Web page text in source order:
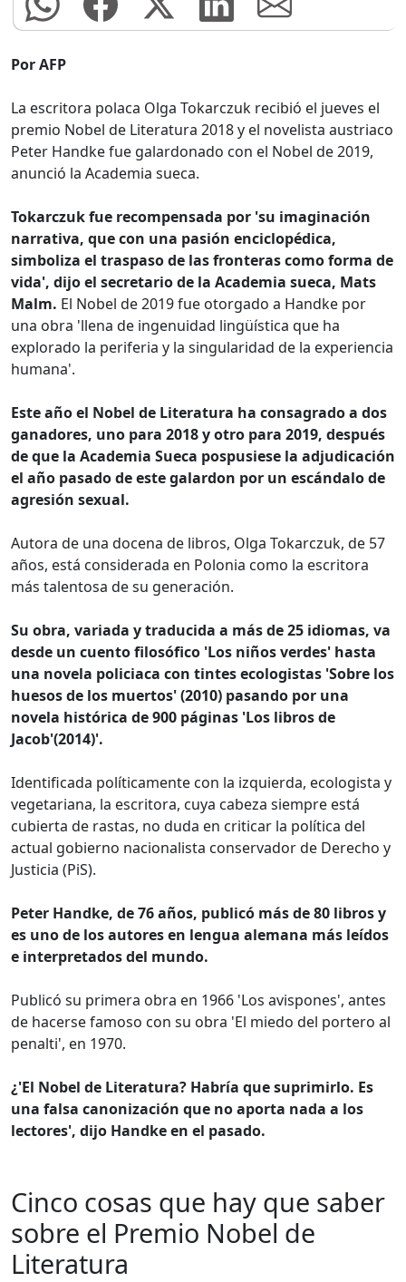
Por AFP
La escritora polaca Olga Tokarczuk recibió el jueves el
premio Nobel de Literatura 2018 y el novelista austriaco
Peter Handke fue galardonado con el Nobel de 2019,
anunció la Academia sueca.
Tokarczuk fue recompensada por 'su imaginación
narrativa, que con una pasión enciclopédica,
simboliza el traspaso de las fronteras como forma de
vida', dijo el secretario de la Academia sueca, Mats
Malm. El Nobel de 2019 fue otorgado a Handke por
una obra 'llena de ingenuidad lingüística que ha
explorado la periferia y la singularidad de la experiencia
humana'.
Este año el Nobel de Literatura ha consagrado a dos
ganadores, uno para 2018 y otro para 2019, después
de que la Academia Sueca pospusiese la adjudicación
el año pasado de este galardon por un escándalo de
agresión sexual.
Autora de una docena de libros, Olga Tokarczuk, de 57
años, está considerada en Polonia como la escritora
más talentosa de su generación.
Su obra, variada y traducida a más de 25 idiomas, va
desde un cuento filosófico 'Los niños verdes' hasta
una novela policiaca con tintes ecologistas 'Sobre los
huesos de los muertos' (2010) pasando por una
novela histórica de 900 páginas 'Los libros de
Jacob'(2014)'.
Identificada políticamente con la izquierda, ecologista y
vegetariana, la escritora, cuya cabeza siempre está
cubierta de rastas, no duda en criticar la política del
actual gobierno nacionalista conservador de Derecho y
Justicia (PiS).
Peter Handke, de 76 años, publicó más de 80 libros y
es uno de los autores en lengua alemana más leídos
e interpretados del mundo.
Publicó su primera obra en 1966 'Los avispones', antes
de hacerse famoso con su obra 'El miedo del portero al
penalti', en 1970.
¿'El Nobel de Literatura? Habría que suprimirlo. Es
una falsa canonización que no aporta nada a los
lectores', dijo Handke en el pasado.
Cinco cosas que hay que saber
sobre el Premio Nobel de
Literatura